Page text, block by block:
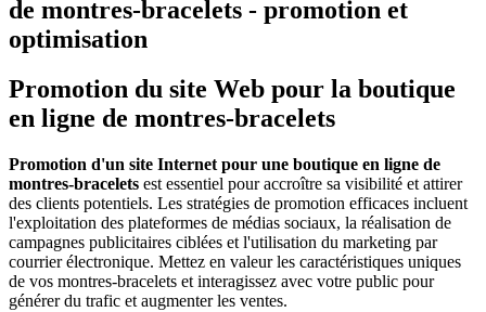
de montres-bracelets - promotion et
optimisation
Promotion du site Web pour la boutique
en ligne de montres-bracelets
Promotion d'un site Internet pour une boutique en ligne de
montres-bracelets est essentiel pour accroître sa visibilité et attirer
des clients potentiels. Les stratégies de promotion efficaces incluent
l'exploitation des plateformes de médias sociaux, la réalisation de
campagnes publicitaires ciblées et l'utilisation du marketing par
courrier électronique. Mettez en valeur les caractéristiques uniques
de vos montres-bracelets et interagissez avec votre public pour
générer du trafic et augmenter les ventes.